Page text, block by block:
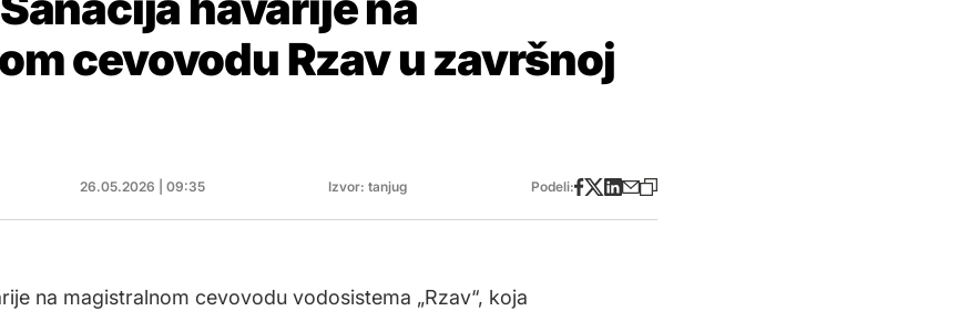
cevovodu Rzav u završnoj
26.05.2026 | 09:35 Izvor: tanjug Podeli:
na magistralnom cevovodu vodosistema „Rzav“, koja